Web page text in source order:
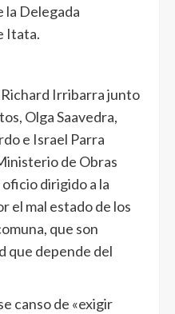
la Delegada
Itata.
Richard Irribarra junto
Olga Saavedra,
e Israel Parra
de Obras
dirigido a la
el mal estado de los
que son
que depende del
canso de «exigir